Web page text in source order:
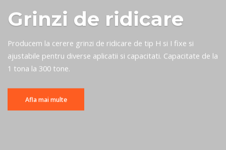
Spreader containere
Livram spreadere pentru manipularea containerelor de toate